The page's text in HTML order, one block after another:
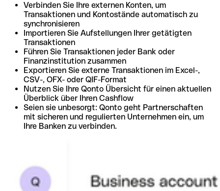
Verbinden Sie Ihre externen Konten, um
Transaktionen und Kontostände automatisch zu
synchronisieren
Importieren Sie Aufstellungen Ihrer getätigten
Transaktionen
Führen Sie Transaktionen jeder Bank oder
Finanzinstitution zusammen
Exportieren Sie externe Transaktionen im Excel-,
CSV-, OFX- oder QIF-Format
Nutzen Sie Ihre Qonto Übersicht für einen aktuellen
Überblick über Ihren Cashflow
Seien sie unbesorgt: Qonto geht Partnerschaften
mit sicheren und regulierten Unternehmen ein, um
Ihre Banken zu verbinden.